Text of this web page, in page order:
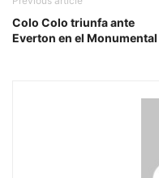
Colo Colo triunfa ante
Everton en el Monumental